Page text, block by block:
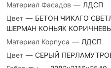
Материал Фасадов — ЛДСП
Цвет — БЕТОН ЧИКАГО
ШЕРМАН КОНЬЯК
Материал Корпуса — ЛДСП
Цвет — СЕРЫЙ